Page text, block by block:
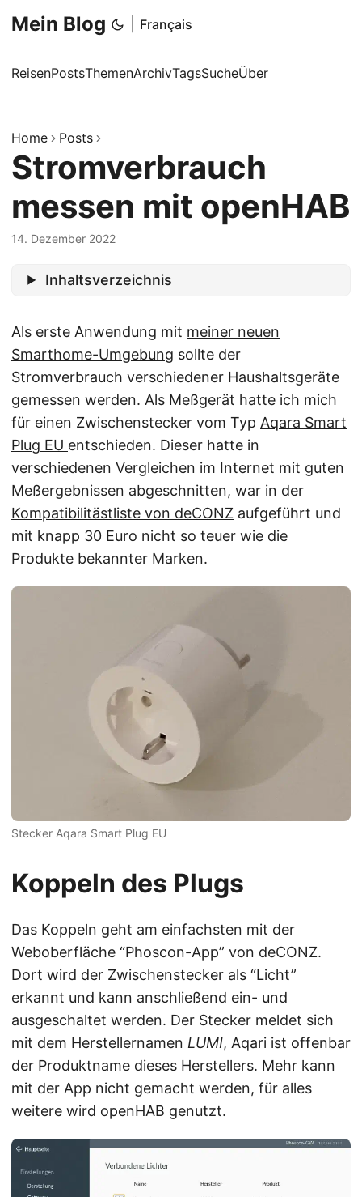
Mein Blog Français
ReisenPostsThemenArchivTagsSucheÜber
Home Posts
Stromverbrauch
messen mit openHAB
14. Dezember 2022
Inhaltsverzeichnis
Als erste Anwendung mit meiner neuen
Smarthome-Umgebung sollte der
Stromverbrauch verschiedener Haushaltsgeräte
gemessen werden. Als Meßgerät hatte ich mich
für einen Zwischenstecker vom Typ Aqara Smart
Plug EU entschieden. Dieser hatte in
verschiedenen Vergleichen im Internet mit guten
Meßergebnissen abgeschnitten, war in der
Kompatibilitästliste von deCONZ aufgeführt und
mit knapp 30 Euro nicht so teuer wie die
Produkte bekannter Marken.
Stecker Aqara Smart Plug EU
Koppeln des Plugs
Das Koppeln geht am einfachsten mit der
Weboberfläche “Phoscon-App” von deCONZ.
Dort wird der Zwischenstecker als “Licht”
erkannt und kann anschließend ein- und
ausgeschaltet werden. Der Stecker meldet sich
mit dem Herstellernamen LUMI, Aqari ist offenbar
der Produktname dieses Herstellers. Mehr kann
mit der App nicht gemacht werden, für alles
weitere wird openHAB genutzt.